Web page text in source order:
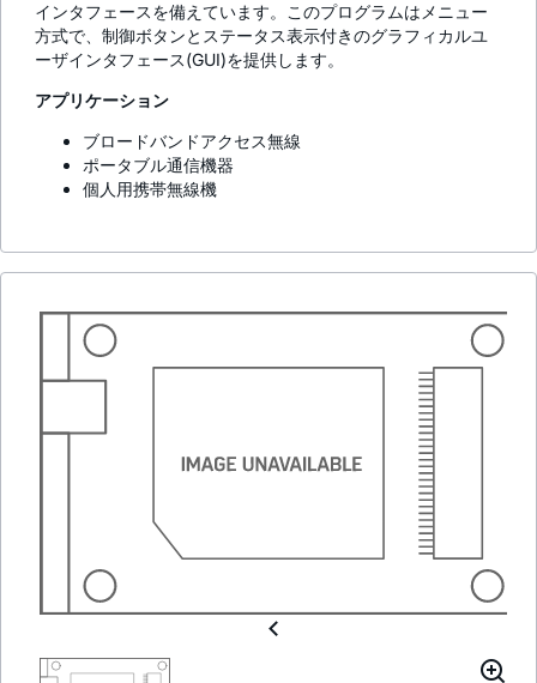
インタフェースを備えています。このプログラムはメニュー
方式で、制御ボタンとステータス表示付きのグラフィカルユ
ーザインタフェース(GUI)を提供します。
アプリケーション
ブロードバンドアクセス無線
ポータブル通信機器
個人用携帯無線機